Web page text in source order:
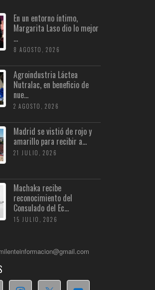
En un entorno íntimo,
Margarita Laso dio lo mejor
...
8 AGOSTO, 2026
Agroindustria Láctea
Nutralac, en beneficio de
nue...
2 AGOSTO, 2026
Madrid se vistió de rojo y
amarillo para recibir a...
21 JULIO, 2026
Machaka recibe
reconocimiento del
Consulado del Ec...
15 JULIO, 2026